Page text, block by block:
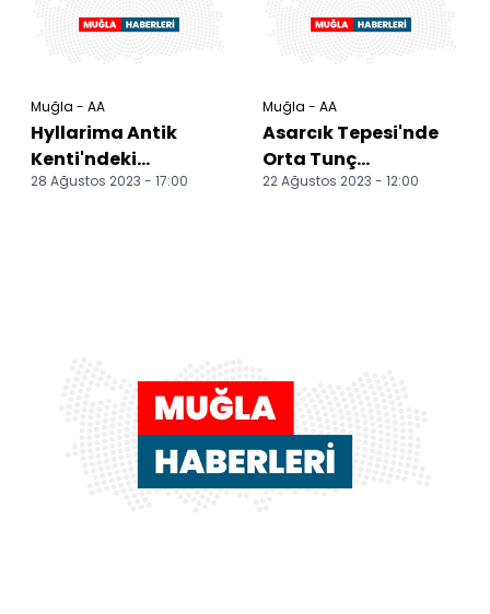
Muğla - AA
Hyllarima Antik
Kenti'ndeki
kazılarda deprem
28 Ağustos 2023 - 17:00
Muğla - AA
Asarcık Tepesi'nde
Orta Tunç
Çağı'ndan
22 Ağustos 2023 - 12:00